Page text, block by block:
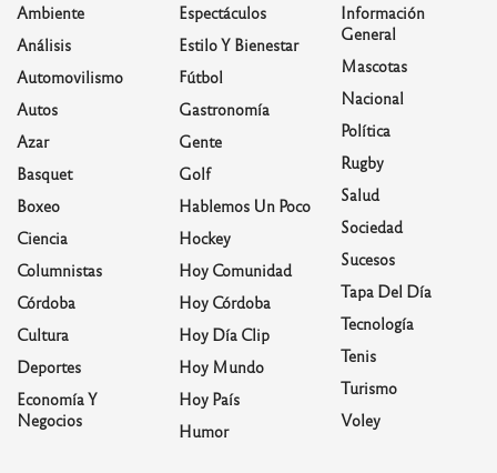
Ambiente
Análisis
Automovilismo
Autos
Azar
Basquet
Boxeo
Ciencia
Columnistas
Córdoba
Cultura
Deportes
Economía Y
Negocios
Espectáculos
Estilo Y Bienestar
Fútbol
Gastronomía
Gente
Golf
Hablemos Un Poco
Hockey
Hoy Comunidad
Hoy Córdoba
Hoy Día Clip
Hoy Mundo
Hoy País
Humor
Información
General
Mascotas
Nacional
Política
Rugby
Salud
Sociedad
Sucesos
Tapa Del Día
Tecnología
Tenis
Turismo
Voley